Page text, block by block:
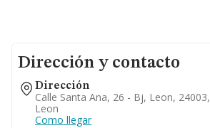
Dirección y contacto
Dirección
Calle Santa Ana, 26 - Bj, Leon, 24003,
Leon
Como llegar